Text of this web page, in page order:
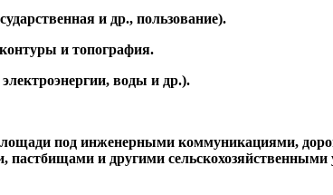
и др., пользование).
и топография.
воды и др.).
под инженерными коммуникациями,
и другими сельскохозяйственными